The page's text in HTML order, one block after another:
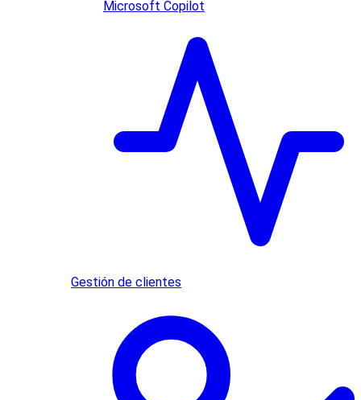
Microsoft Copilot
Gestión de clientes